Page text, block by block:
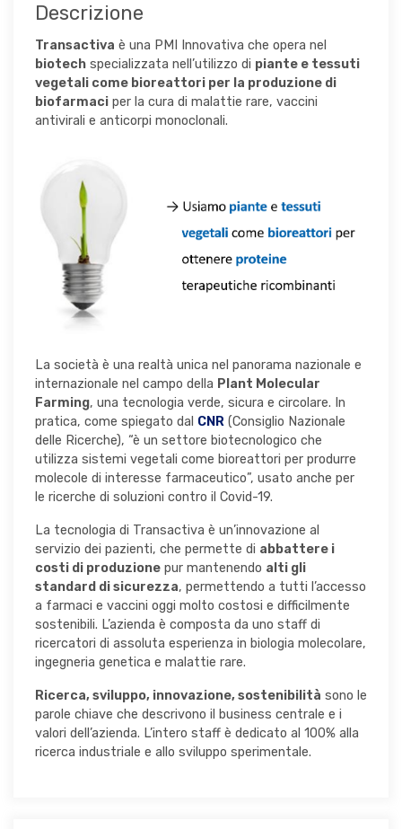
Descrizione
Transactiva è una PMI Innovativa che opera nel
biotech specializzata nell’utilizzo di piante e tessuti
vegetali come bioreattori per la produzione di
biofarmaci per la cura di malattie rare, vaccini
antivirali e anticorpi monoclonali.
La società è una realtà unica nel panorama nazionale e
internazionale nel campo della Plant Molecular
Farming, una tecnologia verde, sicura e circolare. In
pratica, come spiegato dal CNR (Consiglio Nazionale
delle Ricerche), “è un settore biotecnologico che
utilizza sistemi vegetali come bioreattori per produrre
molecole di interesse farmaceutico”, usato anche per
le ricerche di soluzioni contro il Covid-19.
La tecnologia di Transactiva è un’innovazione al
servizio dei pazienti, che permette di abbattere i
costi di produzione pur mantenendo alti gli
standard di sicurezza, permettendo a tutti l’accesso
a farmaci e vaccini oggi molto costosi e difficilmente
sostenibili. L’azienda è composta da uno staff di
ricercatori di assoluta esperienza in biologia molecolare,
ingegneria genetica e malattie rare.
Ricerca, sviluppo, innovazione, sostenibilità sono le
parole chiave che descrivono il business centrale e i
valori dell’azienda. L’intero staff è dedicato al 100% alla
ricerca industriale e allo sviluppo sperimentale.